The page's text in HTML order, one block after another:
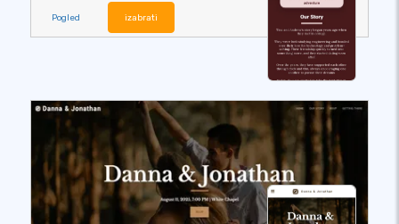
Pogled izabrati